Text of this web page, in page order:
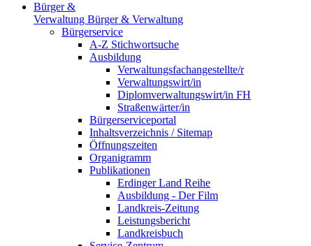
Bürger &
Verwaltung Bürger & Verwaltung
Bürgerservice
A-Z Stichwortsuche
Ausbildung
Verwaltungsfachangestellte/r
Verwaltungswirt/in
Diplomverwaltungswirt/in FH
Straßenwärter/in
Bürgerserviceportal
Inhaltsverzeichnis / Sitemap
Öffnungszeiten
Organigramm
Publikationen
Erdinger Land Reihe
Ausbildung - Der Film
Landkreis-Zeitung
Leistungsbericht
Landkreisbuch